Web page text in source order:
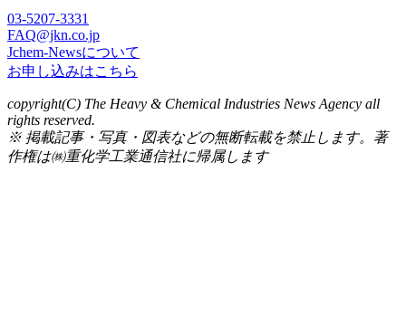
03-5207-3331
FAQ@jkn.co.jp
Jchem-Newsについて
お申し込みはこちら
copyright(C) The Heavy & Chemical Industries News Agency all
rights reserved.
※ 掲載記事・写真・図表などの無断転載を禁止します。著
作権は㈱重化学工業通信社に帰属します